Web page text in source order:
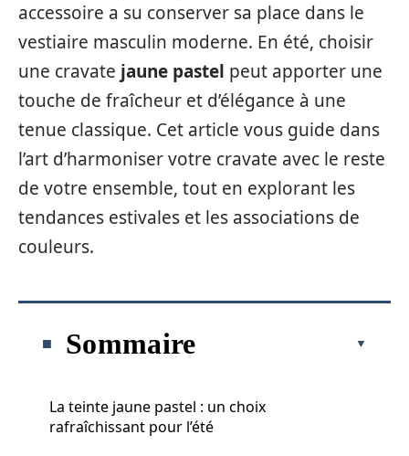
accessoire a su conserver sa place dans le
vestiaire masculin moderne. En été, choisir
une cravate jaune pastel peut apporter une
touche de fraîcheur et d’élégance à une
tenue classique. Cet article vous guide dans
l’art d’harmoniser votre cravate avec le reste
de votre ensemble, tout en explorant les
tendances estivales et les associations de
couleurs.
Sommaire
La teinte jaune pastel : un choix
rafraîchissant pour l’été